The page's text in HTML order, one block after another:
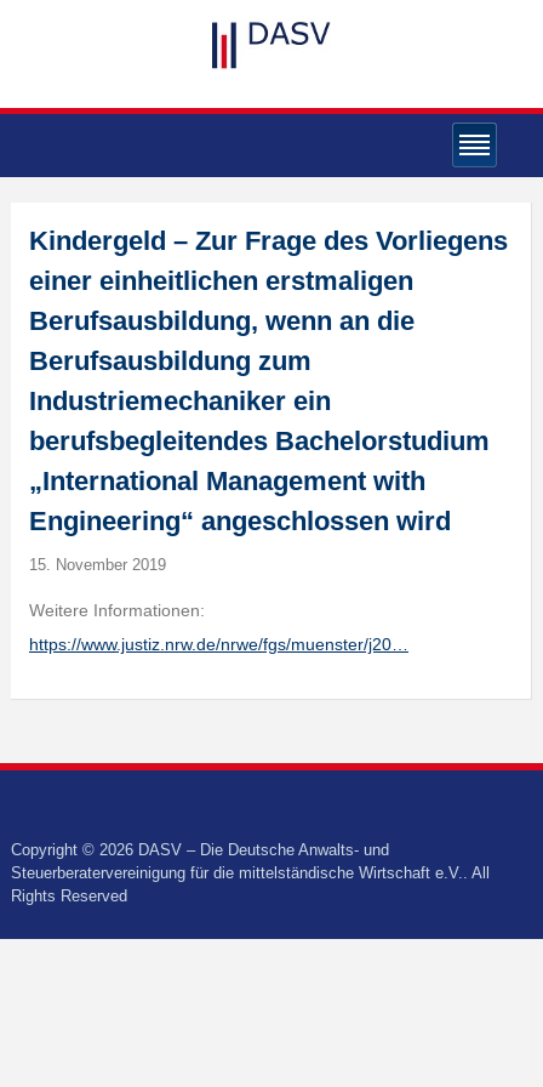
Kindergeld – Zur Frage des Vorliegens
einer einheitlichen erstmaligen
Berufsausbildung, wenn an die
Berufsausbildung zum
Industriemechaniker ein
berufsbegleitendes Bachelorstudium
„International Management with
Engineering“ angeschlossen wird
15. November 2019
Weitere Informationen:
https://www.justiz.nrw.de/nrwe/fgs/muenster/j20…
Copyright © 2026 DASV – Die Deutsche Anwalts- und
Steuerberatervereinigung für die mittelständische Wirtschaft e.V.. All
Rights Reserved